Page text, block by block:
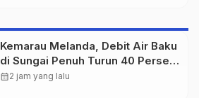
Kemarau Melanda, Debit Air Baku
di Sungai Penuh Turun 40 Persen,
Distribusi Pelanggan Dibatasi
calendar_month2 jam yang lalu